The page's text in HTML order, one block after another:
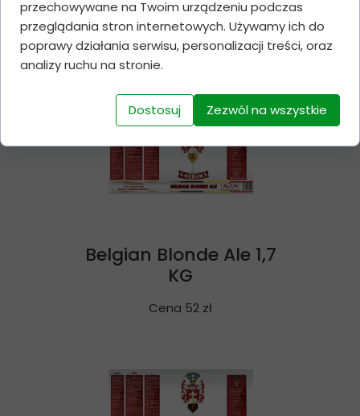
1,7 KG
Cena 52 zł
Belgian Blonde Ale 1,7
KG
Cena 52 zł
przechowywane na Twoim urządzeniu podczas
przeglądania stron internetowych. Używamy ich do
poprawy działania serwisu, personalizacji treści, oraz
analizy ruchu na stronie.
Dostosuj Zezwól na wszystkie